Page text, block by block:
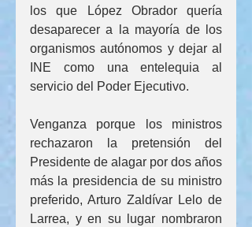
los que López Obrador quería
desaparecer a la mayoría de los
organismos autónomos y dejar al
INE como una entelequia al
servicio del Poder Ejecutivo.
Venganza porque los ministros
rechazaron la pretensión del
Presidente de alagar por dos años
más la presidencia de su ministro
preferido, Arturo Zaldívar Lelo de
Larrea, y en su lugar nombraron